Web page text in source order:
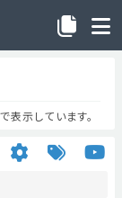
示しています。